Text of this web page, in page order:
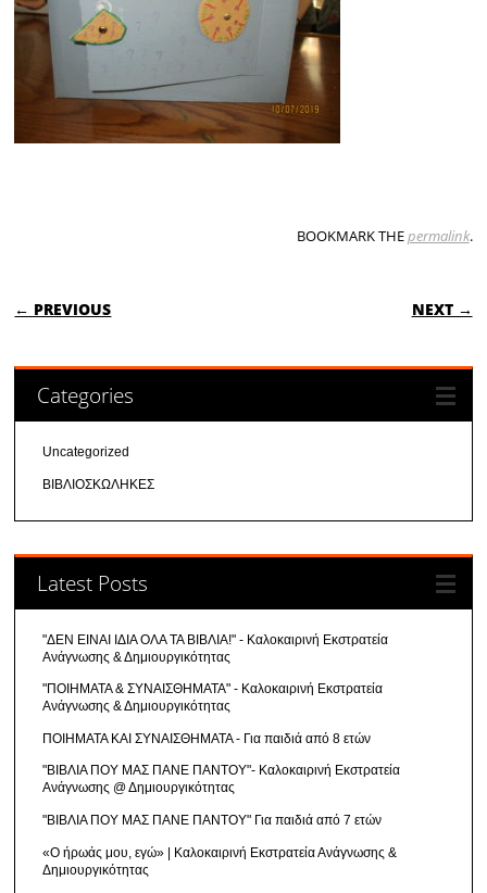
BOOKMARK THEpermalink.
POST NAVIGATION
← PREVIOUS NEXT →
Categories
Uncategorized
ΒΙΒΛΙΟΣΚΩΛΗΚΕΣ
Latest Posts
"ΔΕΝ ΕΙΝΑΙ ΙΔΙΑ ΟΛΑ ΤΑ ΒΙΒΛΙΑ!" - Καλοκαιρινή Εκστρατεία
Ανάγνωσης & Δημιουργικότητας
"ΠΟΙΗΜΑΤΑ & ΣΥΝΑΙΣΘΗΜΑΤΑ" - Καλοκαιρινή Εκστρατεία
Ανάγνωσης & Δημιουργικότητας
ΠΟΙΗΜΑΤΑ ΚΑΙ ΣΥΝΑΙΣΘΗΜΑΤΑ - Για παιδιά από 8 ετών
"ΒΙΒΛΙΑ ΠΟΥ ΜΑΣ ΠΑΝΕ ΠΑΝΤΟΥ"- Καλοκαιρινή Εκστρατεία
Ανάγνωσης @ Δημιουργικότητας
"ΒΙΒΛΙΑ ΠΟΥ ΜΑΣ ΠΑΝΕ ΠΑΝΤΟΥ" Για παιδιά από 7 ετών
«Ο ήρωάς μου, εγώ» | Καλοκαιρινή Εκστρατεία Ανάγνωσης &
Δημιουργικότητας